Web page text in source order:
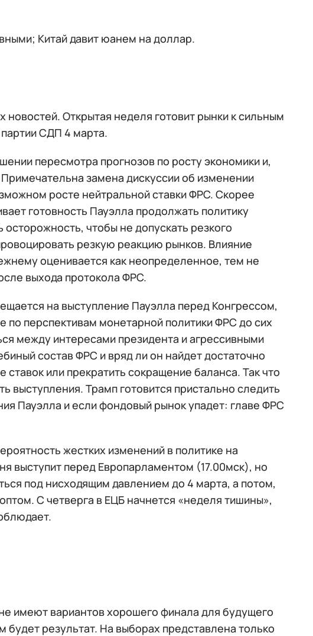
Китай давит юанем на доллар.
Открытая неделя готовит рынки к сильным
СДП 4 марта.
пересмотра прогнозов по росту экономики и,
замена дискуссии об изменении
росте нейтральной ставки ФРС. Скорее
готовность Пауэлла продолжать политику
чтобы не допускать резкого
резкую реакцию рынков. Влияние
оценивается как неопределенное, тем не
выхода протокола ФРС.
на выступление Пауэлла перед Конгрессом,
по перспективам монетарной политики ФРС до сих
между интересами президента и агрессивными
состав ФРС и вряд ли он найдет достаточно
или прекратить сокращение баланса. Так что
выступления. Трамп готовится пристально следить
Пауэлла и если фондовый рынок упадет: главе ФРС
жестких изменений в политике на
выступит перед Европарламентом (17.00мск), но
под нисходящим давлением до 4 марта, а потом,
С четверга в ЕЦБ начнется «неделя тишины»,
имеют вариантов хорошего финала для будущего
результат. На выборах представлена только